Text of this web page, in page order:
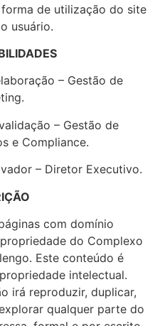
de utilização do site
usuário.
– Gestão de
– Gestão de
e Compliance.
– Diretor Executivo.
com domínio
do Complexo
Este conteúdo é
intelectual.
irá reproduzir, duplicar,
qualquer parte do